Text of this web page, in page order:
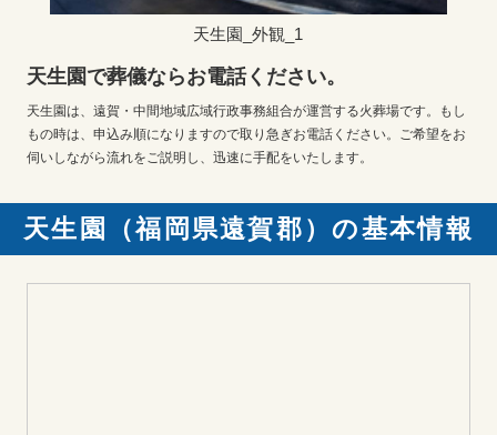
天生園で葬儀ならお電話ください。
天生園は、遠賀・中間地域広域行政事務組合が運営する火葬場です。もし
もの時は、申込み順になりますので取り急ぎお電話ください。ご希望をお
伺いしながら流れをご説明し、迅速に手配をいたします。
天生園_外観_1
天生園（福岡県遠賀郡）の基本情報